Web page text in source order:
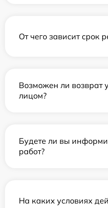
От чего зависит срок
Возможен ли возврат
лицом?
Будете ли вы
работ?
На каких условиях